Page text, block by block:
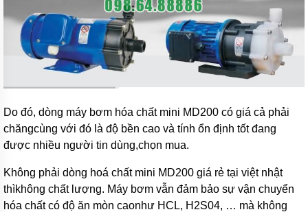
Bơm
hóa
chất
điện
48v
Bơm
hoá
chất
mini
Kiểu
dáng
bơm
hóa
Do đó, dòng máy bơm hóa chất mini MD200 có giá cả phải
chăngcùng với đó là độ bền cao và tính ổn định tốt đang
được nhiều người tin dùng,chọn mua.
Không phải dòng hoá chất mini MD200 giá rẻ tại việt nhật
thìkhông chất lượng. Máy bơm vẫn đảm bảo sự vận chuyển
hóa chất có độ ăn mòn caonhư HCL, H2S04, … mà không